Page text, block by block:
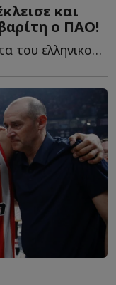
και
ο ΠΑΟ!
Τα τέσσερα πολύ μεγάλα ταλέντα του ελληνικού μπάσκετ, η...